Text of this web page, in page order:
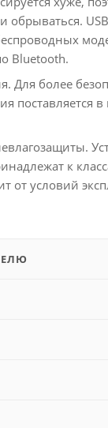
обрываться.
Bluetooth.
Для более
поставляется в
к
от условий